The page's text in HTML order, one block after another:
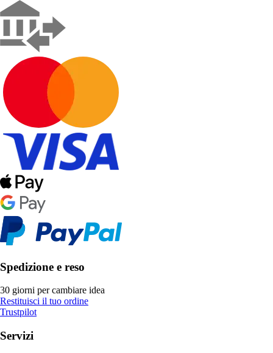
Spedizione e reso
30 giorni per cambiare idea
Restituisci il tuo ordine
Trustpilot
Servizi